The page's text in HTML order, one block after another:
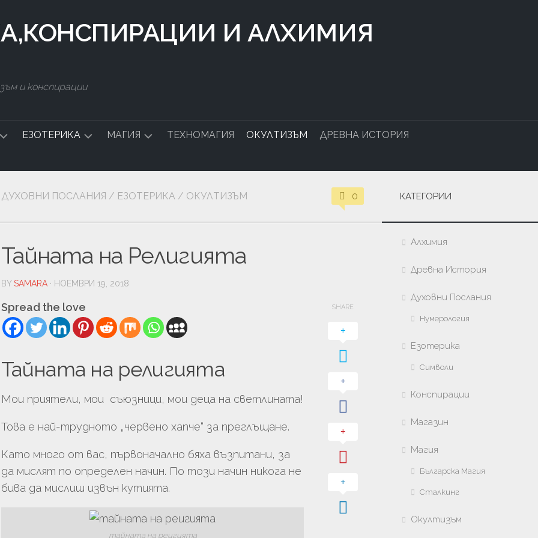
И АЛХИМИЯ
и конспирации
ЕЗОТЕРИКА
СИМВОЛИ
МАГИЯ
БЪЛГАРСКА
ТЕХНОМАГИЯ ОКУЛТИЗЪМ
ДРЕВНА ИСТОРИЯ
ДУХОВНИ ПОСЛАНИЯ / ЕЗОТЕРИКА / ОКУЛТИЗЪМ 0
Тайната на Религията
BYSAMARA · НОЕМВРИ 19, 2018
Spread the love
Тайната на религията
Мои приятели, мои съюзници, мои деца на светлината!
Това е най-трудното „червено хапче“ за преглъщане.
Като много от вас, първоначално бяха възпитани, за
да мислят по определен начин. По този начин никога не
бива да мислиш извън кутията.
тайната на реигията
SHARE
КАТЕГОРИИ
Алхимия
Древна История
Духовни Послания
Нумерология
Езотерика
Символи
Конспирации
Магазин
Магия
Българска Магия
Сталкинг
Окултизъм